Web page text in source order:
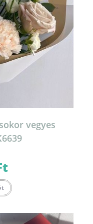
vegyes